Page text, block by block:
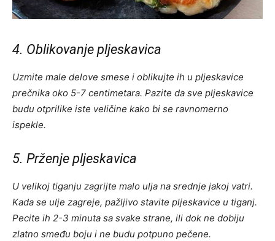
4. Oblikovanje pljeskavica
Uzmite male delove smese i oblikujte ih u pljeskavice
prečnika oko 5-7 centimetara. Pazite da sve pljeskavice
budu otprilike iste veličine kako bi se ravnomerno
ispekle.
5. Prženje pljeskavica
U velikoj tiganju zagrijte malo ulja na srednje jakoj vatri.
Kada se ulje zagreje, pažljivo stavite pljeskavice u tiganj.
Pecite ih 2-3 minuta sa svake strane, ili dok ne dobiju
zlatno smeđu boju i ne budu potpuno pečene.